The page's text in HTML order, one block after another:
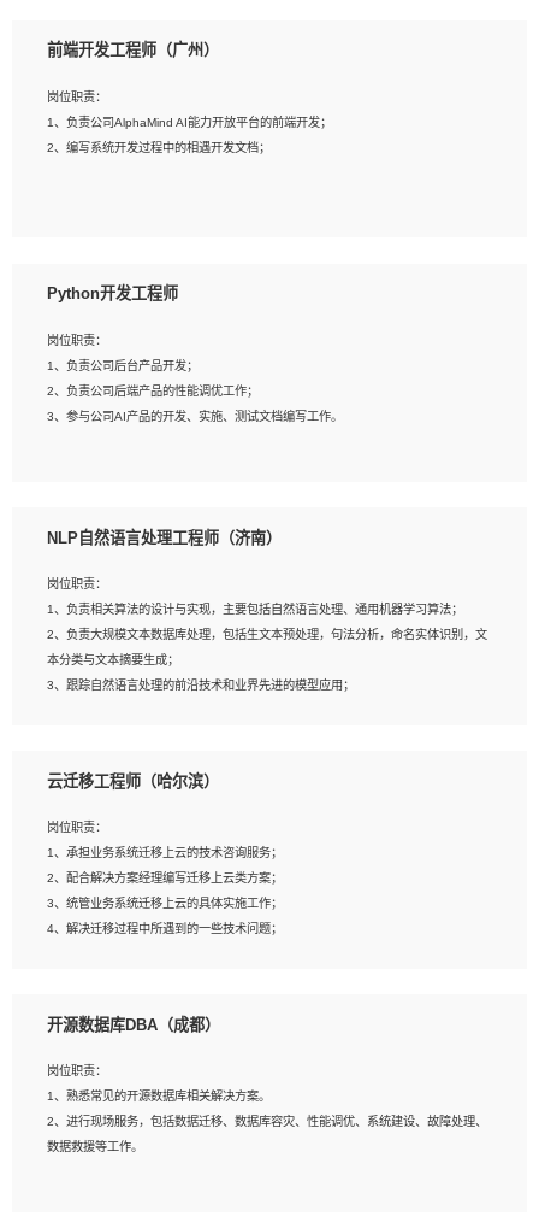
8、有良好的文档编写能力和沟通能力，有RHCE证书优先
岗位要求：
2、熟悉产品及需求规划工具，如:Axure、Xmind、MS Project等；
3、具备良好的交流协调能力，有较强的责任感、工作积极主动；
4、有较强的系统需求分析、文档编写能力、沟通能力；
前端开发工程师（广州）
岗位职责：
1、负责公司AlphaMind AI能力开放平台的前端开发；
2、编写系统开发过程中的相遇开发文档；
3、熟悉react/vue/angular任何一种前端框架，熟悉react优先；
5、善于沟通，具有团队意识；
Python开发工程师
岗位职责：
1、负责公司后台产品开发；
2、负责公司后端产品的性能调优工作；
3、参与公司AI产品的开发、实施、测试文档编写工作。
验的更佳；
3、熟悉数据库开发，熟悉Mysql、Oracle、MongoDb数据库应用开发其中一种；
4、熟悉Python Wed框架（Django/Flask...）代码能力优秀，熟悉编码规范和具备
良好的文档编写能力）；
5、沟通表达能力强，具备团队协作能力。
NLP自然语言处理工程师（济南）
岗位职责：
1、负责相关算法的设计与实现，主要包括自然语言处理、通用机器学习算法；
2、负责大规模文本数据库处理，包括生文本预处理，句法分析，命名实体识别，文
本分类与文本摘要生成；
3、跟踪自然语言处理的前沿技术和业界先进的模型应用；
岗位要求：
2、熟悉tensorflow，keras，pytorch等常规深度学习框架，快速根据客户需求实现
有效的模型；
3、熟悉掌握至少一种编程语言，如：Python，Java；
4、 熟悉NLP相关算法与实现；
5、至少有一次及以上问答系统的项目实践，熟悉问答系统全流程开发者优先；
云迁移工程师（哈尔滨）
岗位职责：
1、承担业务系统迁移上云的技术咨询服务；
2、配合解决方案经理编写迁移上云类方案；
3、统管业务系统迁移上云的具体实施工作；
4、解决迁移过程中所遇到的一些技术问题；
1、专科及以上学历，三年以上工作经验，计算机等相关专业；
3、熟悉常见操作系统、存储、网络、 IO 等相关原理；
4、具有迁移工具实操经验，具备P2V、V2V迁移能力；
5、熟练华为、VMware虚拟化、云计算及云存储技术；
6、熟悉主流数据库、应用服务器、中间件部署架构和运维方法；
开源数据库DBA（成都）
岗位职责：
1、熟悉常见的开源数据库相关解决方案。
2、进行现场服务，包括数据迁移、数据库容灾、性能调优、系统建设、故障处理、
数据救援等工作。